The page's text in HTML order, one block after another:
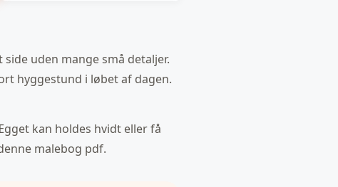
uden mange små detaljer.
hyggestund i løbet af dagen.
kan holdes hvidt eller få
malebog pdf.